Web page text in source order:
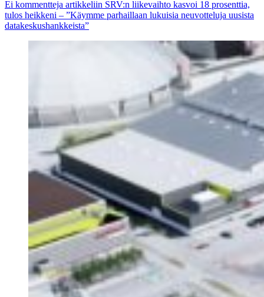
Ei kommentteja artikkeliin SRV:n liikevaihto kasvoi 18 prosenttia,
tulos heikkeni – ”Käymme parhaillaan lukuisia neuvotteluja uusista
datakeskushankkeista”